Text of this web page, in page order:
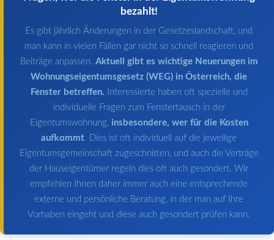
bezahlt!
Es gibt jährlich Änderungen in der Gesetzeslandschaft, und
man kann in vielen Fällen gar nicht so schnell reagieren und
Beiträge anpassen. Aktuell gibt es wichtige Neuerungen im
Wohnungseigentumsgesetz (WEG) in Österreich, die
Fenster betreffen. Interessierte haben oft spezielle und
individuelle Fragen zum Fenstertausch in der
Eigentumswohnung, insbesondere, wer für die Kosten
aufkommt. Dies ist oft individuell auf die jeweilige
Eigentumsgemeinschaft zugeschnitten, und auch die Verträge
der Hauseigentümer regeln dies oft auch gesondert. Wir
empfehlen Ihnen daher immer auch eine entsprechende
externe und persönliche Beratung, in der man auf Ihre
Vorhaben eingeht und diese auch gesondert prüfen kann.